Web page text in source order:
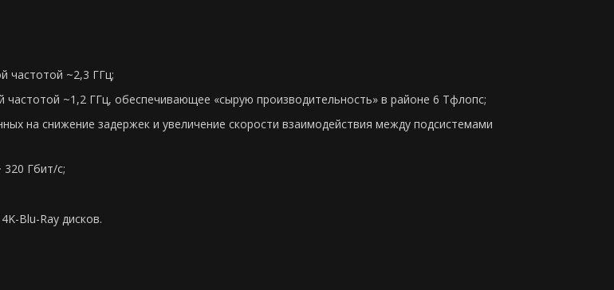
частотой ~2,3 ГГц;
~1,2 ГГц, обеспечивающее «сырую производительность» в районе 6 Тфлопс;
на снижение задержек и увеличение скорости взаимодействия между подсистемами
Гбит/с;
Blu-Ray дисков.